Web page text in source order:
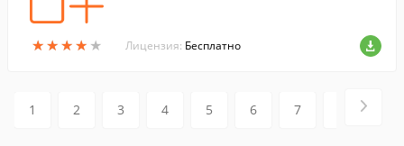
★★★★ ★
★★★★ ★ Лицензия: Бесплатно
1 2 3 4 5 6 7